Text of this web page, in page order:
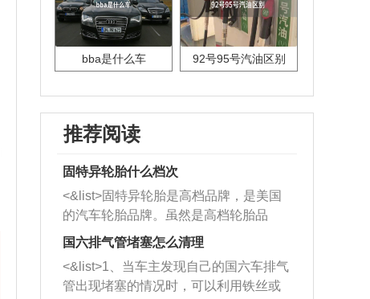
bba是什么车 92号95号汽油区别
推荐阅读
固特异轮胎什么档次
<&list>固特异轮胎是高档品牌，是美国
的汽车轮胎品牌。虽然是高档轮胎品
牌，但是中高低端的轮胎都有生产，这
也是为了更好的开拓市场。
国六排气管堵塞怎么清理
<&list>1、当车主发现自己的国六车排气
管出现堵塞的情况时，可以利用铁丝或